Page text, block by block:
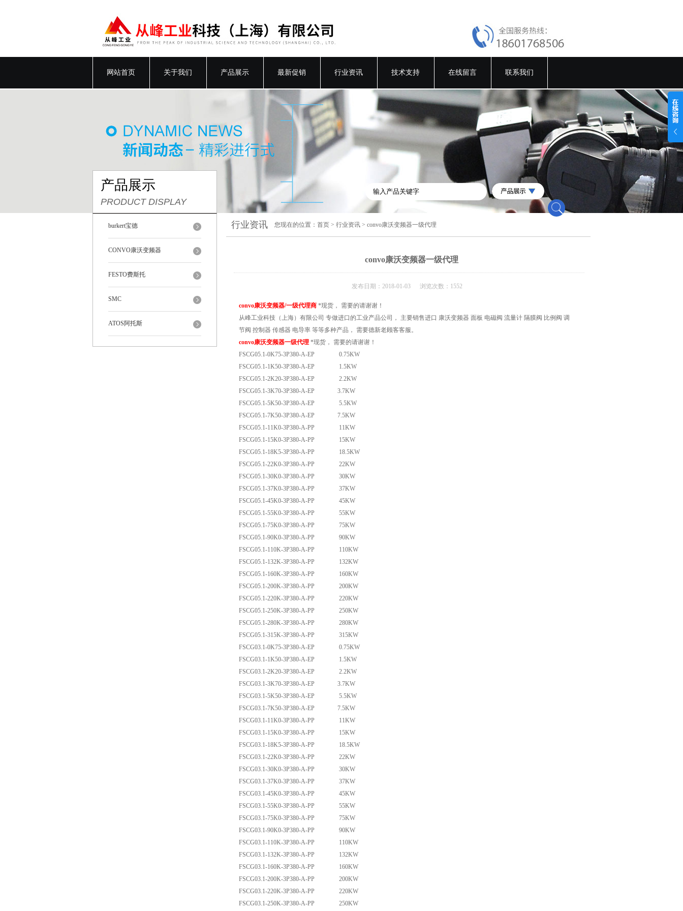
网站首页 关于我们 产品展示 最新促销 行业资讯 技术支持 在线留言 联系我们
产品展示
PRODUCT DISPLAY
burkert宝德
CONVO康沃变频器
FESTO费斯托
SMC
ATOS阿托斯
行业资讯 您现在的位置： 首页 > 行业资讯 > convo康沃变频器一级代理
convo康沃变频器一级代理
发布日期：2018-01-03 浏览次数：1552
convo康沃变频器/一级代理商 *现货， 需要的请谢谢！
从峰工业科技（上海）有限公司 专做进口的工业产品公司， 主要销售进口 康沃变频器 面板 电磁阀 流量计 隔膜阀 比例阀 调
节阀 控制器 传感器 电导率 等等多种产品， 需要德新老顾客客服。
convo康沃变频器一级代理 *现货， 需要的请谢谢！
FSCG05.1-0K75-3P380-A-EP 0.75KW
FSCG05.1-1K50-3P380-A-EP 1.5KW
FSCG05.1-2K20-3P380-A-EP 2.2KW
FSCG05.1-3K70-3P380-A-EP 3.7KW
FSCG05.1-5K50-3P380-A-EP 5.5KW
FSCG05.1-7K50-3P380-A-EP 7.5KW
FSCG05.1-11K0-3P380-A-PP 11KW
FSCG05.1-15K0-3P380-A-PP 15KW
FSCG05.1-18K5-3P380-A-PP 18.5KW
FSCG05.1-22K0-3P380-A-PP 22KW
FSCG05.1-30K0-3P380-A-PP 30KW
FSCG05.1-37K0-3P380-A-PP 37KW
FSCG05.1-45K0-3P380-A-PP 45KW
FSCG05.1-55K0-3P380-A-PP 55KW
FSCG05.1-75K0-3P380-A-PP 75KW
FSCG05.1-90K0-3P380-A-PP 90KW
FSCG05.1-110K-3P380-A-PP 110KW
FSCG05.1-132K-3P380-A-PP 132KW
FSCG05.1-160K-3P380-A-PP 160KW
FSCG05.1-200K-3P380-A-PP 200KW
FSCG05.1-220K-3P380-A-PP 220KW
FSCG05.1-250K-3P380-A-PP 250KW
FSCG05.1-280K-3P380-A-PP 280KW
FSCG05.1-315K-3P380-A-PP 315KW
FSCG03.1-0K75-3P380-A-EP 0.75KW
FSCG03.1-1K50-3P380-A-EP 1.5KW
FSCG03.1-2K20-3P380-A-EP 2.2KW
FSCG03.1-3K70-3P380-A-EP 3.7KW
FSCG03.1-5K50-3P380-A-EP 5.5KW
FSCG03.1-7K50-3P380-A-EP 7.5KW
FSCG03.1-11K0-3P380-A-PP 11KW
FSCG03.1-15K0-3P380-A-PP 15KW
FSCG03.1-18K5-3P380-A-PP 18.5KW
FSCG03.1-22K0-3P380-A-PP 22KW
FSCG03.1-30K0-3P380-A-PP 30KW
FSCG03.1-37K0-3P380-A-PP 37KW
FSCG03.1-45K0-3P380-A-PP 45KW
FSCG03.1-55K0-3P380-A-PP 55KW
FSCG03.1-75K0-3P380-A-PP 75KW
FSCG03.1-90K0-3P380-A-PP 90KW
FSCG03.1-110K-3P380-A-PP 110KW
FSCG03.1-132K-3P380-A-PP 132KW
FSCG03.1-160K-3P380-A-PP 160KW
FSCG03.1-200K-3P380-A-PP 200KW
FSCG03.1-220K-3P380-A-PP 220KW
FSCG03.1-250K-3P380-A-PP 250KW